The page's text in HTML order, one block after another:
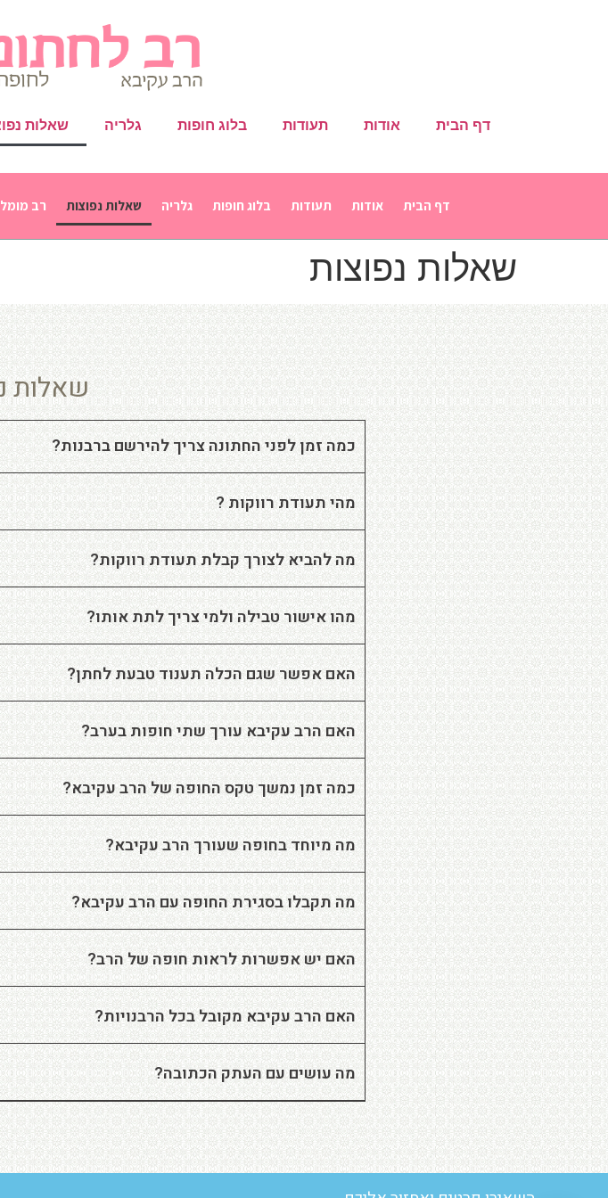
דף הבית אודות תעודות בלוג חופות גלריה שאלות
דף הבית אודות תעודות בלוג חופות גלריה שאלות נפוצות רב
שאלות נפוצות
שאלות
כמה זמן לפני החתונה צריך להירשם ברבנות?
מהי תעודת רווקות ?
מה להביא לצורך קבלת תעודת רווקות?
מהו אישור טבילה ולמי צריך לתת אותו?
האם אפשר שגם הכלה תענוד טבעת לחתן?
האם הרב עקיבא עורך שתי חופות בערב?
כמה זמן נמשך טקס החופה של הרב עקיבא?
מה מיוחד בחופה שעורך הרב עקיבא?
מה תקבלו בסגירת החופה עם הרב עקיבא?
האם יש אפשרות לראות חופה של הרב?
האם הרב עקיבא מקובל בכל הרבנויות?
מה עושים עם העתק הכתובה?